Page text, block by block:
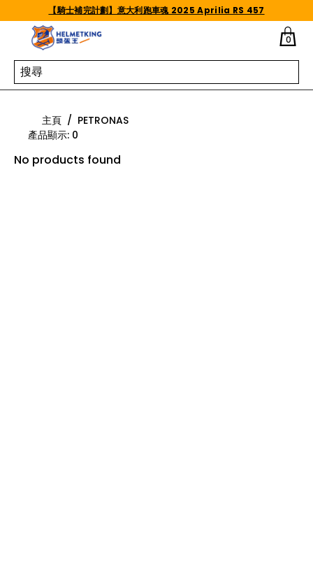
Skip to content【騎士補完計劃】意大利跑車魂 2025 Aprilia RS 457
0
PETRONAS
主頁 / PETRONAS
產品顯示: 0
No products found